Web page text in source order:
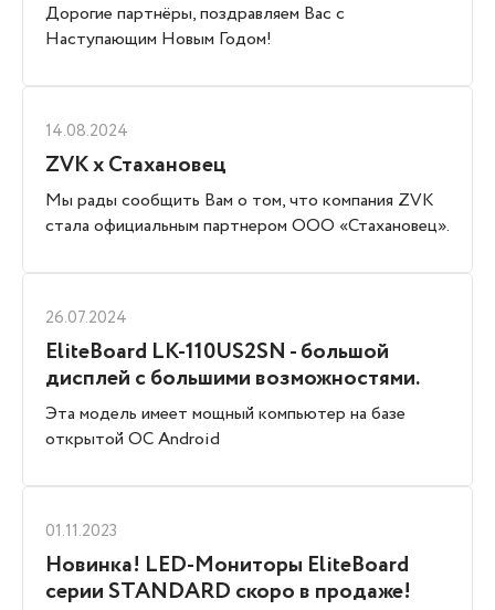
Дорогие партнёры, поздравляем Вас с
Наступающим Новым Годом!
14.08.2024
ZVK x Стахановец
Мы рады сообщить Вам о том, что компания ZVK
стала официальным партнером ООО «Стахановец».
26.07.2024
EliteBoard LK-110US2SN - большой
дисплей с большими возможностями.
Эта модель имеет мощный компьютер на базе
открытой ОС Android
01.11.2023
Новинка! LED-Мониторы EliteBoard
серии STANDARD скоро в продаже!